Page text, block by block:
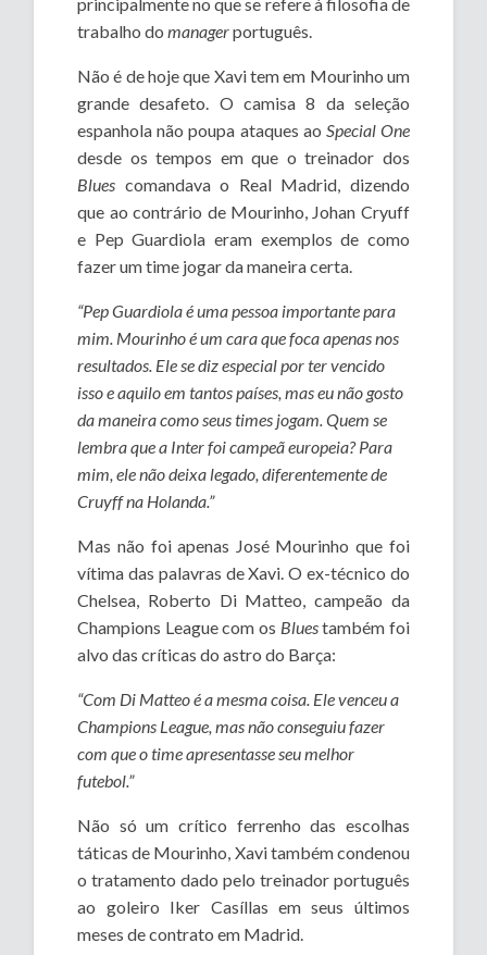
trabalho domanagerportuguês.
Não é de hoje que Xavi tem em Mourinho um
grande desafeto. O camisa 8 da seleção
espanhola não poupa ataques ao Special One
desde os tempos em que o treinador dos
Blues comandava o Real Madrid, dizendo
que ao contrário de Mourinho, Johan Cryuff
e Pep Guardiola eram exemplos de como
fazer um time jogar da maneira certa.
“Pep Guardiola é uma pessoa importante para
mim. Mourinho é um cara que foca apenas nos
resultados. Ele se diz especial por ter vencido
isso e aquilo em tantos países, mas eu não gosto
da maneira como seus times jogam. Quem se
lembra que a Inter foi campeã europeia? Para
mim, ele não deixa legado, diferentemente de
Cruyff na Holanda.”
Mas não foi apenas José Mourinho que foi
vítima das palavras de Xavi. O ex-técnico do
Chelsea, Roberto Di Matteo, campeão da
Champions League com os Bluestambém foi
alvo das críticas do astro do Barça:
“Com Di Matteo é a mesma coisa. Ele venceu a
Champions League, mas não conseguiu fazer
com que o time apresentasse seu melhor
futebol.”
Não só um crítico ferrenho das escolhas
táticas de Mourinho, Xavi também condenou
o tratamento dado pelo treinador português
ao goleiro Iker Casíllas em seus últimos
meses de contrato em Madrid.